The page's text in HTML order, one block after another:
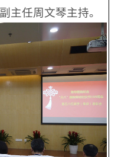
主任周文琴主持。